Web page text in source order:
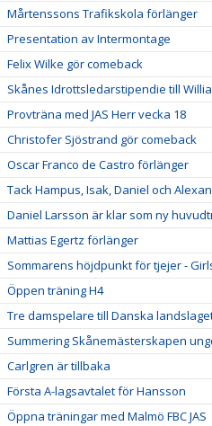
Mårtenssons Trafikskola förlänger
Presentation av Intermontage
Felix Wilke gör comeback
Skånes Idrottsledarstipendie till
Provträna med JAS Herr vecka 18
Christofer Sjöstrand gör comeback
Oscar Franco de Castro förlänger
Tack Hampus, Isak, Daniel och
Daniel Larsson är klar som ny
Mattias Egertz förlänger
Sommarens höjdpunkt för tjejer -
Öppen träning H4
Tre damspelare till Danska
Summering Skånemästerskapen
Carlgren är tillbaka
Första A-lagsavtalet för Hansson
Öppna träningar med Malmö FBC JAS